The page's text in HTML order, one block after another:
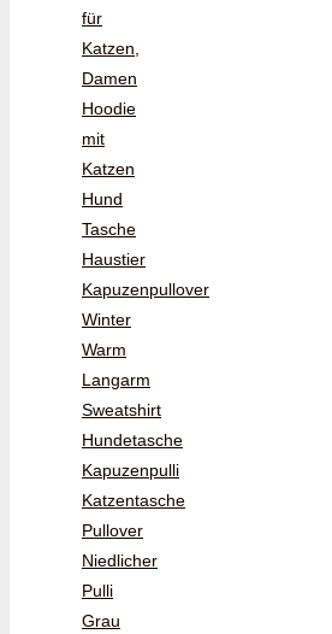
für
Katzen,
Damen
Hoodie
mit
Katzen
Hund
Tasche
Haustier
Kapuzenpullover
Winter
Warm
Langarm
Sweatshirt
Hundetasche
Kapuzenpulli
Katzentasche
Pullover
Niedlicher
Pulli
Grau